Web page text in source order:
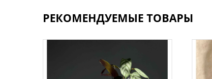
РЕКОМЕНДУЕМЫЕ ТОВАРЫ